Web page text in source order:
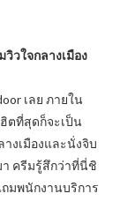
วใจกลางเมือง
เลย ภายใน
ตที่สุดก็จะเป็น
งเมืองและนั่งจิบ
า ครีมรู้สึกว่าที่นี่ชิ
มพนักงานบริการ